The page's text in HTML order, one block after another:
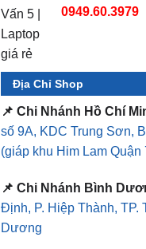
0949.60.3979
Địa Chỉ Shop
📌 Chi Nhánh Hồ Chí
số 9A, KDC Trung Sơn,
(giáp khu Him Lam Quận
📌 Chi Nhánh Bình
Định, P. Hiệp Thành, TP.
Dương